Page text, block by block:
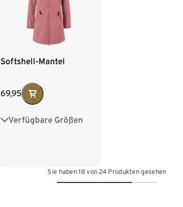
Softshell-Mantel
69,95
Verfügbare Größen
36 38 40 42
Sie haben 18 von 24 Produkten gesehen